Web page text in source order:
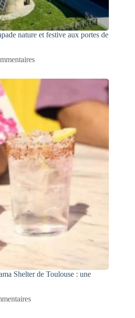
nature et festive aux portes de
Shelter de Toulouse : une